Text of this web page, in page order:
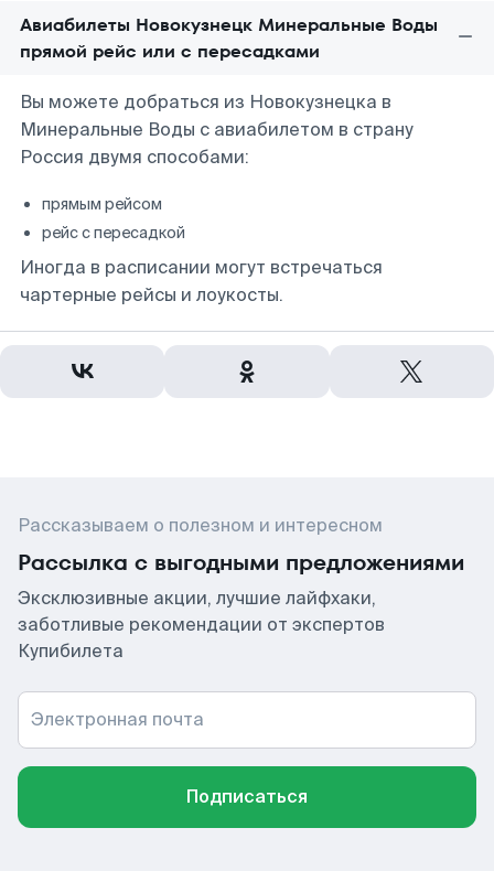
Авиабилеты Новокузнецк Минеральные Воды
прямой рейс или с пересадками
Вы можете добраться из Новокузнецка в
Минеральные Воды с авиабилетом в страну
Россия двумя способами:
прямым рейсом
рейс с пересадкой
Иногда в расписании могут встречаться
чартерные рейсы и лоукосты.
Рассказываем о полезном и интересном
Рассылка с выгодными предложениями
Эксклюзивные акции, лучшие лайфхаки,
заботливые рекомендации от экспертов
Купибилета
Электронная почта
Подписаться